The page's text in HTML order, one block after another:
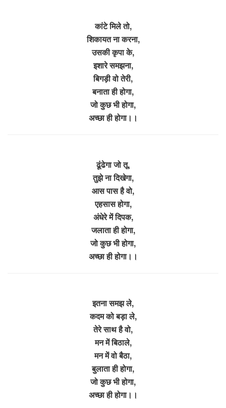
कांटे मिले तो,
शिकायत ना करना,
उसकी कृपा के,
इशारे समझना,
बिगड़ी वो तेरी,
बनाता ही होगा,
जो कुछ भी होगा,
अच्छा ही होगा।।
ढूंढेगा जो तू,
तुझे ना दिखेगा,
आस पास है वो,
एहसास होगा,
अंधेरे में दिपक,
जलाता ही होगा,
जो कुछ भी होगा,
अच्छा ही होगा।।
इतना समझ ले,
कदम को बड़ा ले,
तेरे साथ है वो,
मन में बिठाले,
मन में वो बैठा,
बुलाता ही होगा,
जो कुछ भी होगा,
अच्छा ही होगा।।